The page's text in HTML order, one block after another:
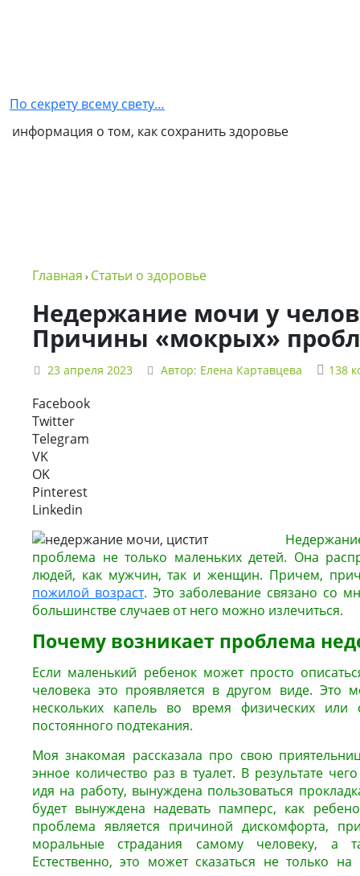
партнером
NSP
в
NSP
Политика
конфиденциальности
По секрету всему свету…
информация о том, как сохранить здоровье
Главная › Статьи о здоровье
Недержание мочи у
Причины «мокрых»
23 апреля 2023 Автор: Елена Картавцева 138
Facebook
Twitter
Telegram
VK
OK
Pinterest
Linkedin
проблема не только маленьких детей. Она
людей, как мужчин, так и женщин. Причем,
пожилой возраст. Это заболевание связано со
большинстве случаев от него можно излечиться.
Почему возникает проблема
Если маленький ребенок может просто
человека это проявляется в другом виде. Это
нескольких капель во время физических или
постоянного подтекания.
Моя знакомая рассказала про свою
энное количество раз в туалет. В результате
идя на работу, вынуждена пользоваться
будет вынуждена надевать памперс, как
проблема является причиной дискомфорта,
моральные страдания самому человеку, а
Естественно, это может сказаться не только